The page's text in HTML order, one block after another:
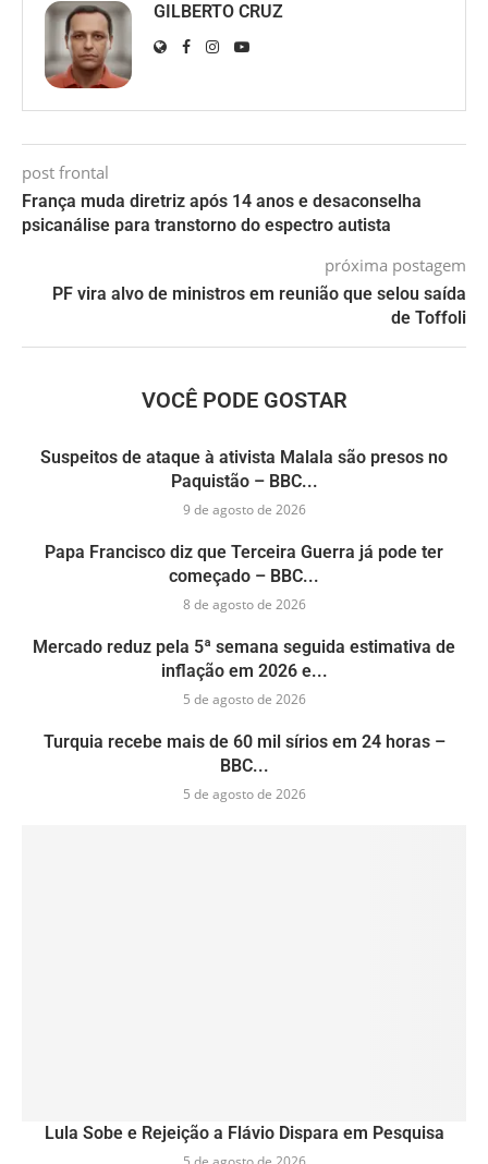
GILBERTO CRUZ
post frontal
França muda diretriz após 14 anos e desaconselha
psicanálise para transtorno do espectro autista
próxima postagem
PF vira alvo de ministros em reunião que selou saída
de Toffoli
VOCÊ PODE GOSTAR
Suspeitos de ataque à ativista Malala são presos no
Paquistão – BBC...
9 de agosto de 2026
Papa Francisco diz que Terceira Guerra já pode ter
começado – BBC...
8 de agosto de 2026
Mercado reduz pela 5ª semana seguida estimativa de
inflação em 2026 e...
5 de agosto de 2026
Turquia recebe mais de 60 mil sírios em 24 horas –
BBC...
5 de agosto de 2026
Lula Sobe e Rejeição a Flávio Dispara em Pesquisa